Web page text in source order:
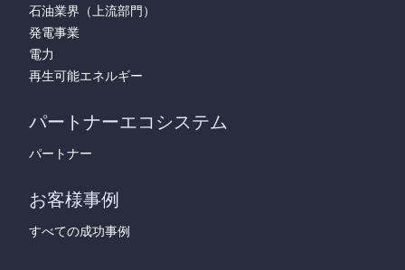
石油業界（上流部門）
発電事業
電力
再生可能エネルギー
パートナーエコシステム
パートナー
お客様事例
すべての成功事例